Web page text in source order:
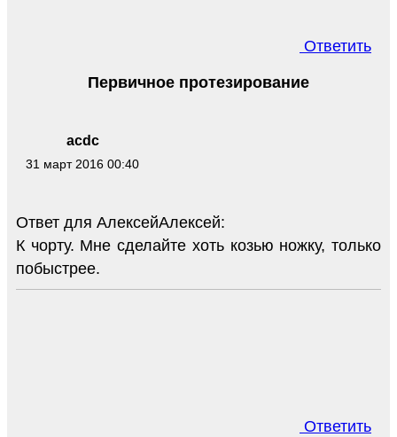
Ответить
acdc
31 март 2016 00:40
Первичное протезирование
Ответ для АлексейАлексей:
К чорту. Мне сделайте хоть козью ножку, только
побыстрее.
Ответить